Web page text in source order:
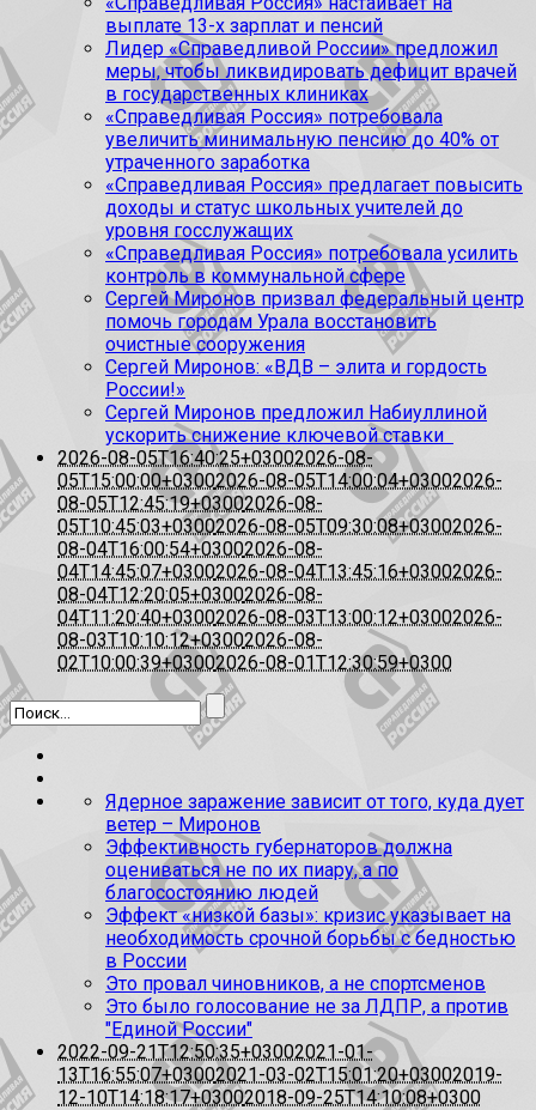
выплате 13-х зарплат и пенсий
Лидер «Справедливой России» предложил
меры, чтобы ликвидировать дефицит врачей
в государственных клиниках
«Справедливая Россия» потребовала
увеличить минимальную пенсию до 40% от
утраченного заработка
«Справедливая Россия» предлагает повысить
доходы и статус школьных учителей до
уровня госслужащих
«Справедливая Россия» потребовала усилить
контроль в коммунальной сфере
Сергей Миронов призвал федеральный центр
помочь городам Урала восстановить
очистные сооружения
Сергей Миронов: «ВДВ – элита и гордость
России!»
Сергей Миронов предложил Набиуллиной
ускорить снижение ключевой ставки
2026-08-05T16:40:25+03002026-08-
05T15:00:00+03002026-08-05T14:00:04+03002026-
08-05T12:45:19+03002026-08-
05T10:45:03+03002026-08-05T09:30:08+03002026-
08-04T16:00:54+03002026-08-
04T14:45:07+03002026-08-04T13:45:16+03002026-
08-04T12:20:05+03002026-08-
04T11:20:40+03002026-08-03T13:00:12+03002026-
08-03T10:10:12+03002026-08-
02T10:00:39+03002026-08-01T12:30:59+0300
Ядерное заражение зависит от того, куда дует
ветер – Миронов
Эффективность губернаторов должна
оцениваться не по их пиару, а по
благосостоянию людей
Эффект «низкой базы»: кризис указывает на
необходимость срочной борьбы с бедностью
в России
Это провал чиновников, а не спортсменов
Это было голосование не за ЛДПР, а против
"Единой России"
2022-09-21T12:50:35+03002021-01-
13T16:55:07+03002021-03-02T15:01:20+03002019-
12-10T14:18:17+03002018-09-25T14:10:08+0300